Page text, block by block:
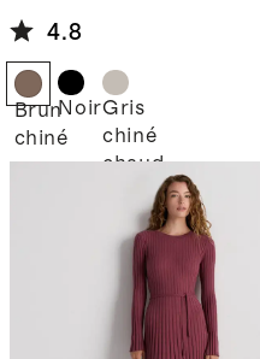
côtelée en
laine de yak à
100%
4.8
Brun
chiné
NoirGris
chiné
chaud